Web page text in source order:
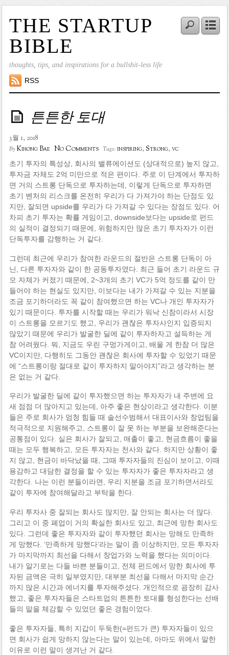
THE STARTUP
BIBLE
thoughts, tips, and inspirations for a bullshit-less life
RSS
튼튼한 토대
3월 1, 2018
ByKihong Bae No Comments Tags:inspiring, Strong, vc
초기 투자의 특성상, 회사의 밸류에이션도 (상대적으로) 높지 않고,
투자금 자체도 2억 미만으로 적은 편이다. 주로 이 단계에서 투자하
면 거의 스트롱 단독으로 투자하는데, 이렇게 단독으로 투자하면
초기 벤처의 리스크를 온전히 우리가 다 가져가야 하는 단점도 있
지만, 잘되면 upside를 우리가 다 가져갈 수 있다는 장점도 있다. 어
차피 초기 투자는 확률 게임이고, downside보다는 upside로 펀드
의 실적이 결정되기 때문에, 위험하지만 많은 초기 투자자가 이런
단독투자를 감행하는 거 같다.
그런데 최근에 우리가 참여한 라운드의 절반은 스트롱 단독이 아
닌, 다른 투자자와 같이 한 공동투자였다. 최근 들어 초기 라운드 규
모 자체가 커졌기 때문에, 2~3개의 초기 VC가 5억 정도를 같이 만
들어야 하는 현실도 있지만, 이보다는 내가 가져갈 수 있는 지분을
조금 포기하더라도 꼭 같이 참여했으면 하는 VC나 개인 투자자가
있기 때문이다. 투자를 시작할 때는 우리가 워낙 신참이라서 시장
이 스트롱을 모르기도 했고, 우리가 괜찮은 투자사인지 입증되지
않았기 때문에 우리가 발굴한 딜에 같이 투자하자고 설득하는 게
참 어려웠다. 뭐, 지금도 우린 구멍가게이고, 배울 게 한참 더 많은
VC이지만, 다행히도 그동안 괜찮은 회사에 투자할 수 있었기 때문
에 “스트롱이랑 절대로 같이 투자하지 말아야지”라고 생각하는 분
은 없는 거 같다.
우리가 발굴한 딜에 같이 투자했으면 하는 투자자가 내 주변에 요
새 점점 더 많아지고 있는데, 아주 좋은 현상이라고 생각한다. 이분
들은 주로 회사가 엄청 힘들 때 솔선수범해서 대표이사와 창업팀을
적극적으로 지원해주고, 스트롱이 잘 못 하는 부분을 보완해준다는
공통점이 있다. 실은 회사가 잘되고, 매출이 좋고, 현금흐름이 좋을
때는 모두 행복하고, 모든 투자자는 천사와 같다. 하지만 상황이 좋
지 않고, 현금이 바닥났을 때, 그때 투자자들의 진심이 보이고, 이때
용감하고 대담한 결정을 할 수 있는 투자자가 좋은 투자자라고 생
각한다. 나는 이런 분들이라면, 우리 지분을 조금 포기하면서라도
같이 투자에 참여해달라고 부탁을 한다.
우리 투자사 중 잘되는 회사도 많지만, 잘 안되는 회사는 더 많다.
그리고 이 중 폐업이 거의 확실한 회사도 있고, 최근에 망한 회사도
있다. 그런데 좋은 투자자와 같이 투자했던 회사는 망해도 만족하
게 망했다. ‘만족하게 망했다’라는 말이 좀 이상하지만, 모든 투자자
가 마지막까지 최선을 다해서 창업가와 노력을 했다는 의미이다.
내가 알기로는 다들 바쁜 분들이고, 전체 펀드에서 망한 회사에 투
자된 금액은 극히 일부였지만, 대부분 최선을 다해서 마지막 순간
까지 많은 시간과 에너지를 투자해주셨다. 개인적으로 굉장히 감사
했고, 좋은 투자자들은 스타트업의 튼튼한 토대를 형성한다는 선배
들의 말을 체감할 수 있었던 좋은 경험이었다.
좋은 투자자들, 특히 지갑이 두둑한(=펀드가 큰) 투자자들이 있으
면 회사가 쉽게 망하지 않는다는 말이 있는데, 아마도 위에서 말한
이유로 이런 말이 생겨난 거 같다.